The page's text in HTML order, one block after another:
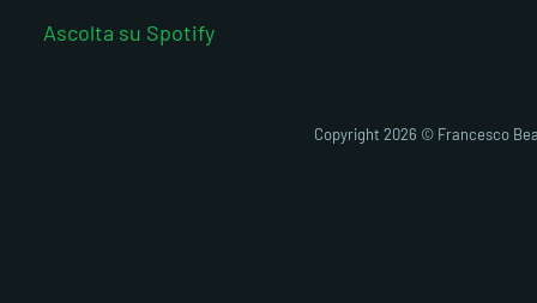
Ascolta su Spotify
Copyright 2026 © Francesco